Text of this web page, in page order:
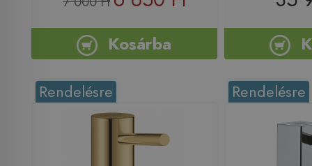
Kosárba
Rendelésre Rendelésre